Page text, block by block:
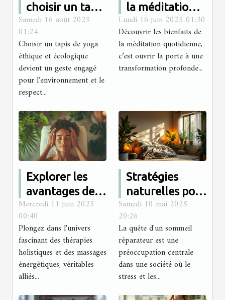
choisir un tapis
de yoga
éthique et
écologique ?
Samedi 16 août 2025
01:24
Choisir un tapis de yoga
éthique et écologique
devient un geste engagé
pour l’environnement et le
respect...
la méditation
quotidienne
sur la santé
mentale et
physique
Lundi 16 juin 2025 01:30
Découvrir les bienfaits de
la méditation quotidienne,
c’est ouvrir la porte à une
transformation profonde...
Explorer les
avantages des
thérapies
holistiques et
des massages
énergétiques
Mercredi 11 juin 2025
00:40
Plongez dans l'univers
fascinant des thérapies
holistiques et des massages
énergétiques, véritables
alliés...
Stratégies
naturelles pour
améliorer la
qualité du
sommeil sans
médicament
Samedi 10 mai 2025
20:26
La quête d'un sommeil
réparateur est une
préoccupation centrale
dans une société où le
stress et les...